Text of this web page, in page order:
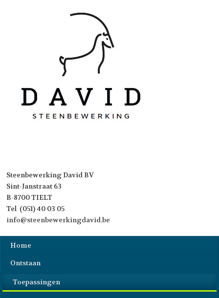
Steenbewerking David BV
Sint-Janstraat 63
B-8700 TIELT
Tel (051) 40 03 05
info@steenbewerkingdavid.be
Home
Ontstaan
Toepassingen